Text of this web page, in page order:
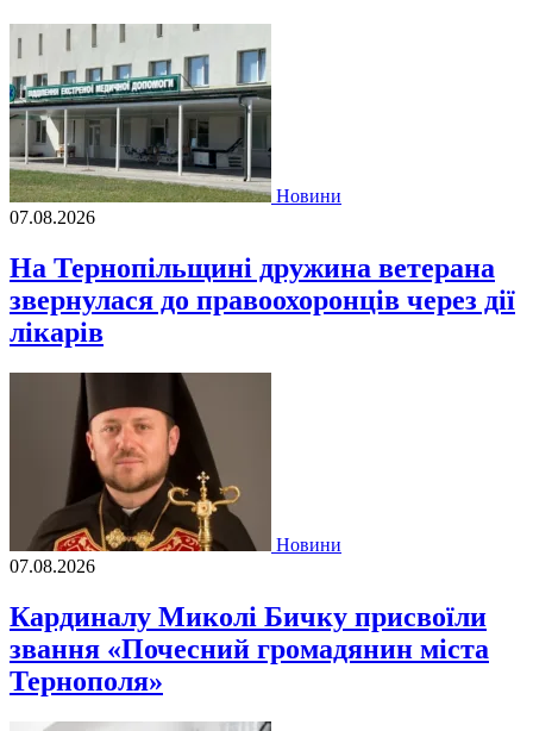
Новини
07.08.2026
На Тернопільщині дружина ветерана
звернулася до правоохоронців через дії
лікарів
Новини
07.08.2026
Кардиналу Миколі Бичку присвоїли
звання «Почесний громадянин міста
Тернополя»